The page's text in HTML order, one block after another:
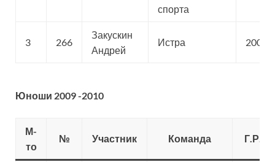
спорта
3 266
Закускин
Андрей
Истра 2008
Юноши 2009 -2010
М-
то
№ Участник Команда Г.Р.